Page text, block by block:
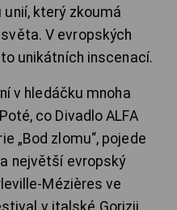
který zkoumá
V evropských
unikátních inscenací.
v hledáčku mnoha
co Divadlo ALFA
„Bod zlomu“, pojede
největší evropský
Mézières ve
v italské Gorizii.